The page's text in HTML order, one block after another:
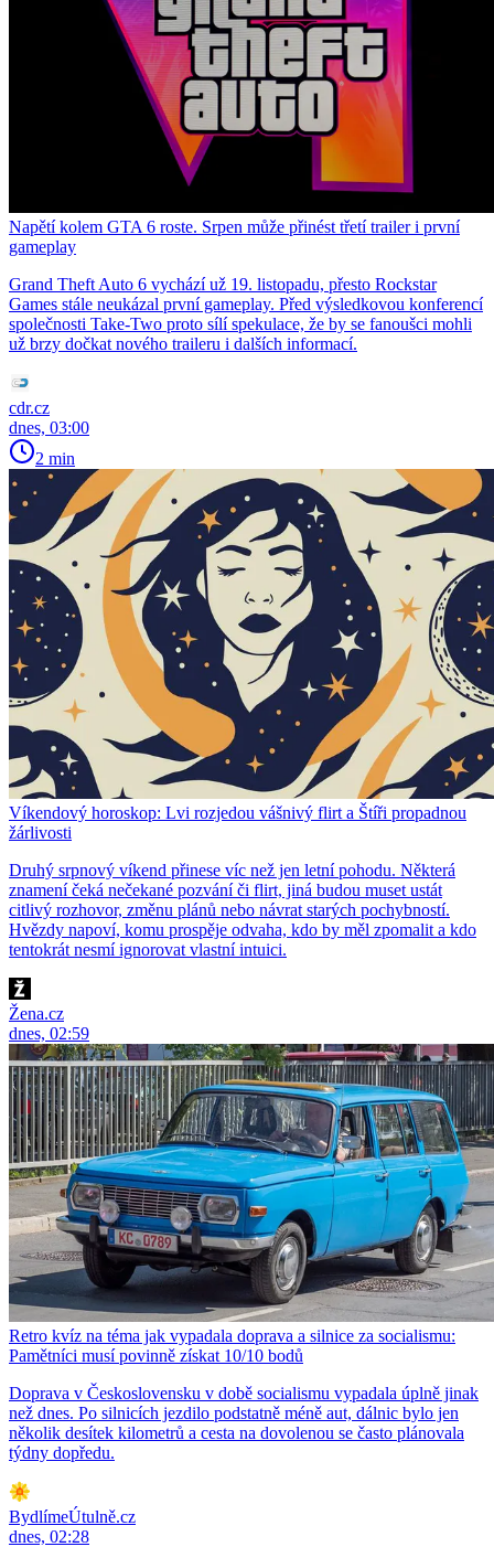
Napětí kolem GTA 6 roste. Srpen může přinést třetí trailer i první
gameplay
Grand Theft Auto 6 vychází už 19. listopadu, přesto Rockstar
Games stále neukázal první gameplay. Před výsledkovou konferencí
společnosti Take-Two proto sílí spekulace, že by se fanoušci mohli
už brzy dočkat nového traileru i dalších informací.
cdr.cz
dnes, 03:00
2 min
Víkendový horoskop: Lvi rozjedou vášnivý flirt a Štíři propadnou
žárlivosti
Druhý srpnový víkend přinese víc než jen letní pohodu. Některá
znamení čeká nečekané pozvání či flirt, jiná budou muset ustát
citlivý rozhovor, změnu plánů nebo návrat starých pochybností.
Hvězdy napoví, komu prospěje odvaha, kdo by měl zpomalit a kdo
tentokrát nesmí ignorovat vlastní intuici.
Žena.cz
dnes, 02:59
Retro kvíz na téma jak vypadala doprava a silnice za socialismu:
Pamětníci musí povinně získat 10/10 bodů
Doprava v Československu v době socialismu vypadala úplně jinak
než dnes. Po silnicích jezdilo podstatně méně aut, dálnic bylo jen
několik desítek kilometrů a cesta na dovolenou se často plánovala
týdny dopředu.
BydlímeÚtulně.cz
dnes, 02:28